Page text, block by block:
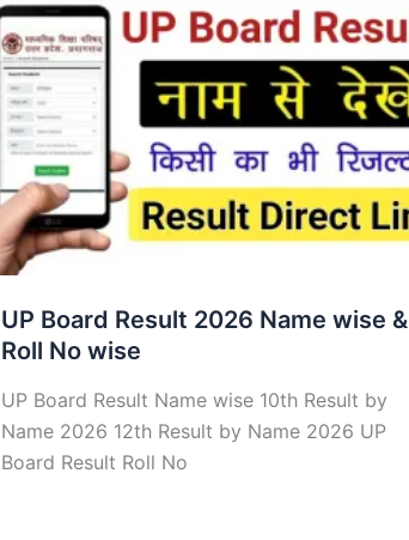
UP Board Result 2026 Name wise &
Roll No wise
UP Board Result Name wise 10th Result by
Name 2026 12th Result by Name 2026 UP
Board Result Roll No